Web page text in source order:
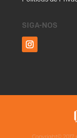
SIGA-NOS